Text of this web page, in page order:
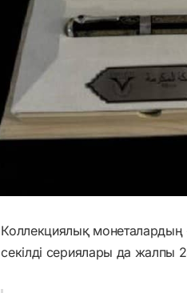
Коллекциялық монеталардың
секілді сериялары да жалпы